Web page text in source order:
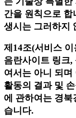
간을 원칙으로
생시는 그러하지
제14조(서비스
음란사이트 링크
여서는 아니 되며
활동의 결과 및
에 관하여는 경
습니다.